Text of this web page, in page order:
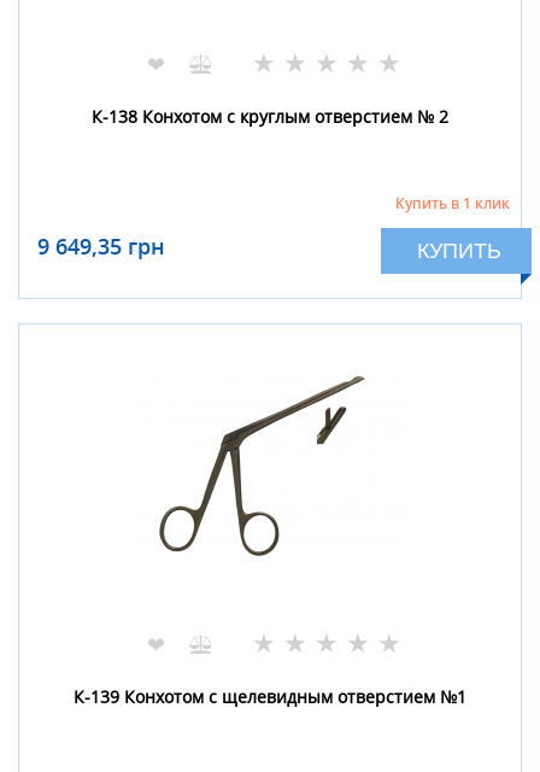
❤ ★ ★ ★ ★ ★
К-138 Конхотом с круглым отверстием № 2
9 649,35 грн
Купить в 1 клик
КУПИТЬ
❤ ★ ★ ★ ★ ★
К-139 Конхотом с щелевидным отверстием №1